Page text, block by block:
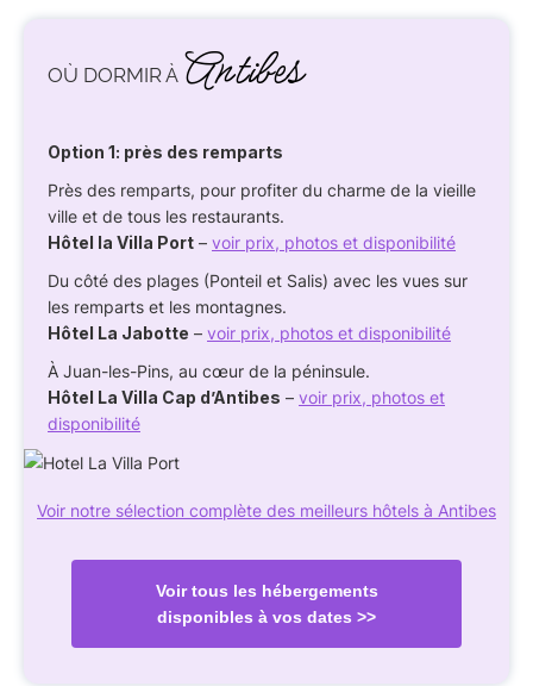
OÙ DORMIR À Antibes
Option 1: près des remparts
Près des remparts, pour profiter du charme de la vieille
ville et de tous les restaurants.
Hôtel la Villa Port – voir prix, photos et disponibilité
Du côté des plages (Ponteil et Salis) avec les vues sur
les remparts et les montagnes.
Hôtel La Jabotte – voir prix, photos et disponibilité
À Juan-les-Pins, au cœur de la péninsule.
Hôtel La Villa Cap d’Antibes – voir prix, photos et
disponibilité
Voir notre sélection complète des meilleurs hôtels à Antibes
Voir tous les hébergements
disponibles à vos dates >>